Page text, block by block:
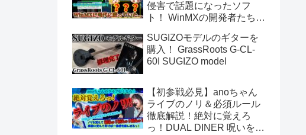
侵害で話題になったソフ
ト！ WinMXの開発者たちが
「Fopnu」とは？ No.140
SUGIZOモデルのギターを
購入！ GrassRoots G-CL-
60I SUGIZO model
【初参戦必見】anoちゃん
ライブのノリ＆必須ルール
徹底解説！絶対に覚えろ
っ！DUAL DINER 呪いをか